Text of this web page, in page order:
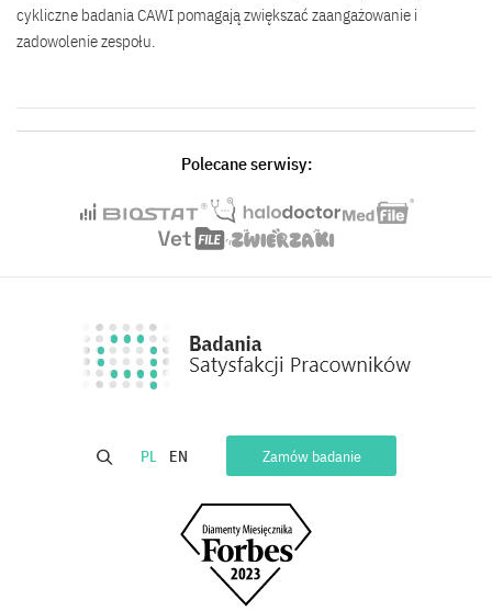
cykliczne badania CAWI pomagają zwiększać zaangażowanie i
zadowolenie zespołu.
Polecane serwisy:
PL EN Zamów badanie